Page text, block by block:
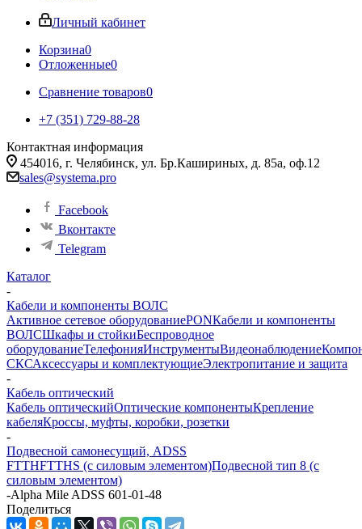
Личный кабинет
Корзина0
Отложенные0
Сравнение товаров0
+7 (351) 729-88-28
Контактная информация
454016, г. Челябинск, ул. Бр.Кашириных, д. 85а, оф.12
sales@systema.pro
Facebook
Вконтакте
Telegram
Каталог
-
Кабели и компоненты ВОЛС
Активное сетевое оборудованиеPONКабели и компоненты
ВОЛСШкафы и стойкиБеспроводное
оборудованиеТелефонияИнструментыВидеонаблюдение
СКСАксессуары и комплектующиеЭлектропитание и защита
-
Кабель оптический
Кабель оптическийОптические компонентыКрепление
кабеляКроссы, муфты, коробки, розетки
-
Подвесной самонесущий, ADSS
FTTHFTTHS (с силовым элементом)Подвесной тип 8 (с
силовым элементом)
-Alpha Mile ADSS 601-01-48
Поделиться